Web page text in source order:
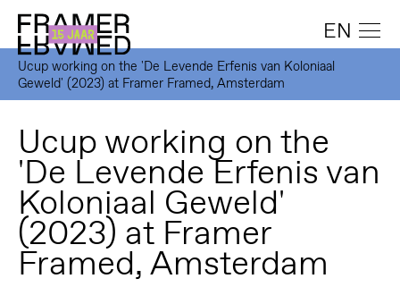
EN
Ucup working on the 'De Levende Erfenis van Koloniaal
Geweld' (2023) at Framer Framed, Amsterdam
Ucup working on the
'De Levende Erfenis van
Koloniaal Geweld'
(2023) at Framer
Framed, Amsterdam